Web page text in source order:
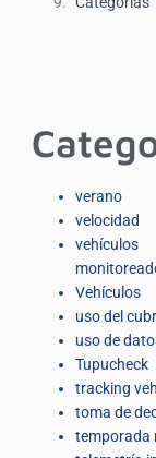
verano
velocidad
vehículos
Vehículos
uso del
uso de
Tupucheck
tracking
toma de
temporada